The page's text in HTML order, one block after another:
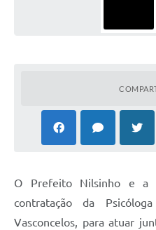
O Prefeito Nilsinho e a
contratação da
Vasconcelos, para atuar